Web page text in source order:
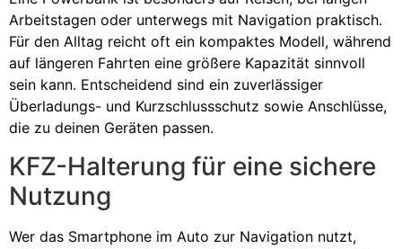
Arbeitstagen oder unterwegs mit Navigation praktisch.
Für den Alltag reicht oft ein kompaktes Modell, während
auf längeren Fahrten eine größere Kapazität sinnvoll
sein kann. Entscheidend sind ein zuverlässiger
Überladungs- und Kurzschlussschutz sowie Anschlüsse,
die zu deinen Geräten passen.
KFZ-Halterung für eine sichere
Nutzung
Wer das Smartphone im Auto zur Navigation nutzt,